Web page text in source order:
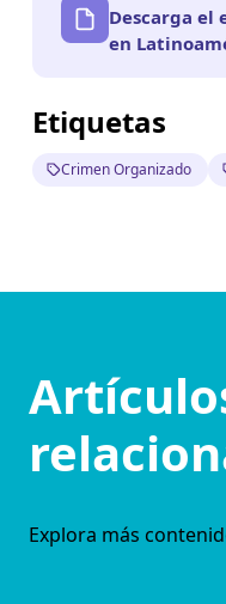
Descarga el
en
Etiquetas
Crimen Organizado
Explora más